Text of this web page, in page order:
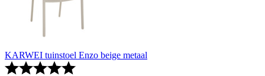
KARWEI tuinstoel Enzo beige metaal